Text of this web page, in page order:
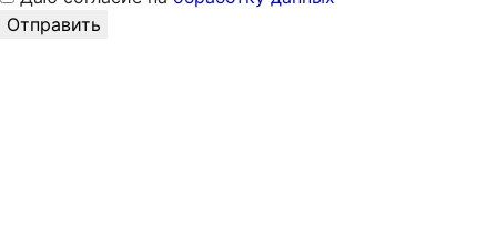
Отправить